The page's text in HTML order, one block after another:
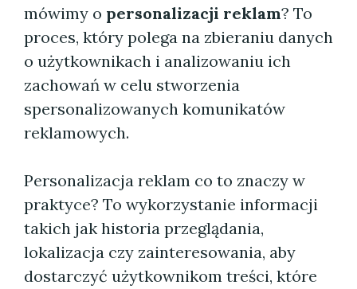
mówimy o personalizacji reklam? To
proces, który polega na zbieraniu danych
o użytkownikach i analizowaniu ich
zachowań w celu stworzenia
spersonalizowanych komunikatów
reklamowych.
Personalizacja reklam co to znaczy w
praktyce? To wykorzystanie informacji
takich jak historia przeglądania,
lokalizacja czy zainteresowania, aby
dostarczyć użytkownikom treści, które